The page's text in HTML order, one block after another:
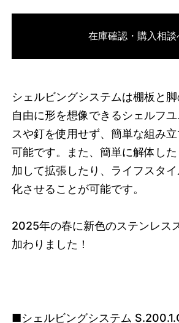
オーク/ホワイト/
system-s-200-1-
在庫確認・購入相談
シェルビングシステムは棚板と
自由に形を想像できるシェルフ
スや釘を使用せず、簡単な組み
可能です。また、簡単に解体し
加して拡張したり、ライフスタ
化させることが可能です。
2025年の春に新色のステンレス
加わりました！
■シェルビングシステム